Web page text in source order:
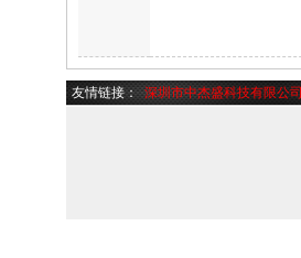
友情链接： 深圳市中杰盛科技有限公司